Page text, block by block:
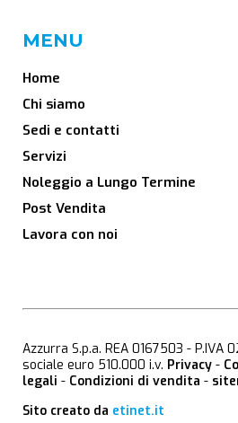
MENU
Home
Chi siamo
Sedi e contatti
Servizi
Noleggio a Lungo Termine
Post Vendita
Lavora con noi
Azzurra S.p.a. REA 0167503 -
sociale euro 510.000 i.v. Privacy -
legali - Condizioni di vendita -
Sito creato da etinet.it